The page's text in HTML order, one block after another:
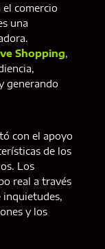
el comercio
una
Shopping,
generando
con el apoyo
de los
Los
real a través
inquietudes,
y los